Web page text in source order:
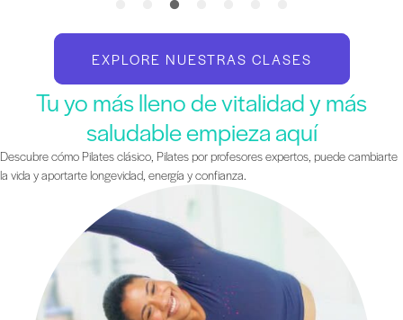
EXPLORE NUESTRAS CLASES
Tu yo más lleno de vitalidad y más
saludable empieza aquí
Descubre cómo Pilates clásico, Pilates por profesores expertos, puede cambiarte
la vida y aportarte longevidad, energía y confianza.